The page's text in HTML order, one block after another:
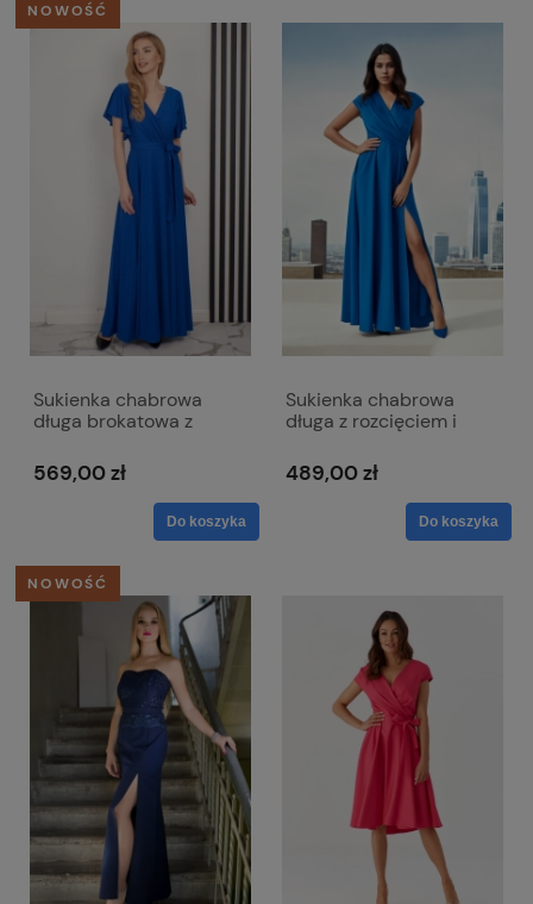
Sukienka chabrowa
długa brokatowa z
rękawem - Alice
569,00 zł
Do koszyka
NOWOŚĆ
Sukienka chabrowa
długa z rozcięciem i
Afrodyta
489,00 zł
Do koszyka
NOWOŚĆ